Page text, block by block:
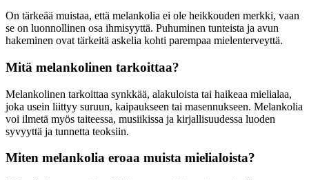
On tärkeää muistaa, että melankolia ei ole heikkouden merkki, vaan
se on luonnollinen osa ihmisyyttä. Puhuminen tunteista ja avun
hakeminen ovat tärkeitä askelia kohti parempaa mielenterveyttä.
Mitä melankolinen tarkoittaa?
Melankolinen tarkoittaa synkkää, alakuloista tai haikeaa mielialaa,
joka usein liittyy suruun, kaipaukseen tai masennukseen. Melankolia
voi ilmetä myös taiteessa, musiikissa ja kirjallisuudessa luoden
syvyyttä ja tunnetta teoksiin.
Miten melankolia eroaa muista mielialoista?